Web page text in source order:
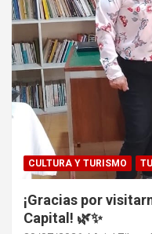
CULTURA Y TURISMO
¡Gracias por
Capital! 🌿✨